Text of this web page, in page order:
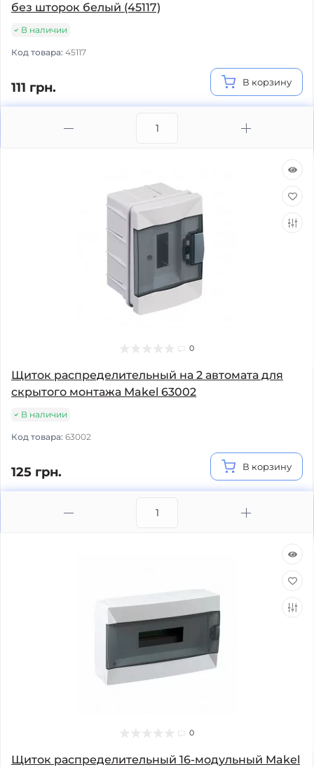
без шторок белый (45117)
В наличии
Код товара: 45117
111 грн. В корзину
0
Щиток распределительный на 2 автомата для
скрытого монтажа Makel 63002
В наличии
Код товара: 63002
125 грн. В корзину
0
Щиток распределительный 16-модульный Makel